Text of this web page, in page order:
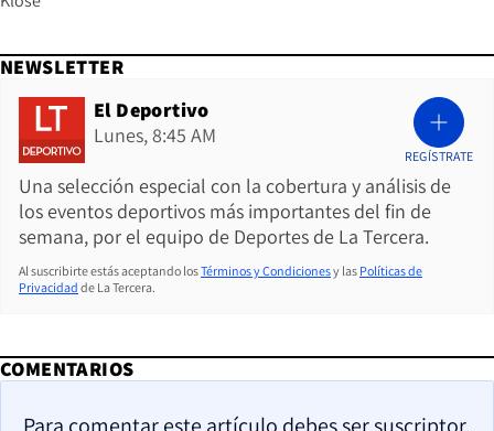
NEWSLETTER
El Deportivo
Lunes, 8:45 AM
Una selección especial con la cobertura y análisis de
los eventos deportivos más importantes del fin de
semana, por el equipo de Deportes de La Tercera.
REGÍSTRATE
Al suscribirte estás aceptando losTérminos y Condicionesy las Políticas de
Privacidad de La Tercera.
COMENTARIOS
Para comentar este artículo debes ser suscriptor.